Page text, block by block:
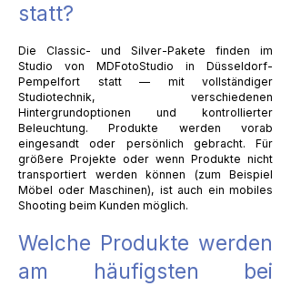
statt?
Die Classic- und Silver-Pakete finden im
Studio von MDFotoStudio in Düsseldorf-
Pempelfort statt — mit vollständiger
Studiotechnik, verschiedenen
Hintergrundoptionen und kontrollierter
Beleuchtung. Produkte werden vorab
eingesandt oder persönlich gebracht. Für
größere Projekte oder wenn Produkte nicht
transportiert werden können (zum Beispiel
Möbel oder Maschinen), ist auch ein mobiles
Shooting beim Kunden möglich.
Welche Produkte werden
am häufigsten bei